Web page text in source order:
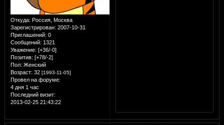
Откуда: Россия, Москва
Зарегистрирован: 2007-10-31
Приглашений: 0
Сообщений: 1321
Уважение: [+36/-0]
Позитив: [+78/-2]
Пол: Женский
Возраст: 32 [1993-11-05]
Провел на форуме:
4 дня 1 час
Последний визит:
2013-02-25 21:43:22